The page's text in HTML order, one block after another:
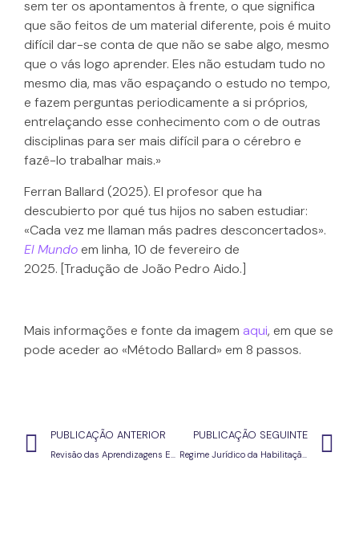
sem ter os apontamentos à frente, o que significa
que são feitos de um material diferente, pois é muito
difícil dar-se conta de que não se sabe algo, mesmo
que o vás logo aprender. Eles não estudam tudo no
mesmo dia, mas vão espaçando o estudo no tempo,
e fazem perguntas periodicamente a si próprios,
entrelaçando esse conhecimento com o de outras
disciplinas para ser mais difícil para o cérebro e
fazê-lo trabalhar mais.»
Ferran Ballard (2025). El profesor que ha
descubierto por qué tus hijos no saben estudiar:
«Cada vez me llaman más padres desconcertados».
El Mundo em linha, 10 de fevereiro de
2025. [Tradução de João Pedro Aido.]
Mais informações e fonte da imagem aqui, em que se
pode aceder ao «Método Ballard» em 8 passos.
PUBLICAÇÃO ANTERIOR
Revisão das Aprendizagens Essenciais
PUBLICAÇÃO SEGUINTE
Regime Jurídico da Habilitação Profissional para a Docência